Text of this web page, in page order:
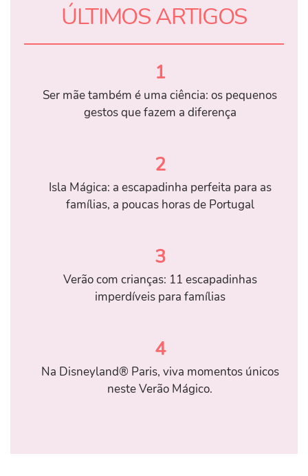
ÚLTIMOS ARTIGOS
1
Ser mãe também é uma ciência: os pequenos
gestos que fazem a diferença
2
Isla Mágica: a escapadinha perfeita para as
famílias, a poucas horas de Portugal
3
Verão com crianças: 11 escapadinhas
imperdíveis para famílias
4
Na Disneyland® Paris, viva momentos únicos
neste Verão Mágico.